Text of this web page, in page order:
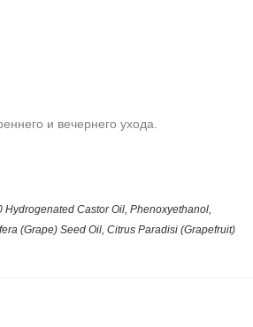
и вечернего ухода.
Castor Oil, Phenoxyethanol,
(Grape) Seed Oil, Citrus Paradisi (Grapefruit)